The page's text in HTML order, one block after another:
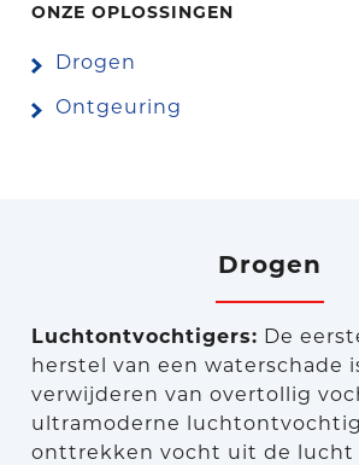
ONZE OPLOSSINGEN
Drogen
Ontgeuring
Drogen
Luchtontvochtigers: De
herstel van een waterschade
verwijderen van overtollig
ultramoderne
onttrekken vocht uit de lucht